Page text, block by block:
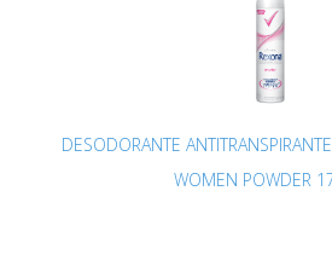
DESODORANTE
WOMEN POWDER